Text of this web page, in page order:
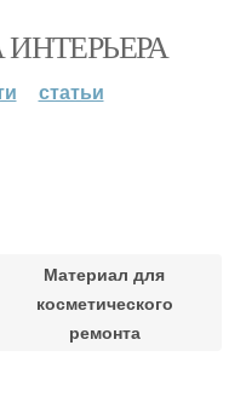
статьи
Материал для
косметического
ремонта